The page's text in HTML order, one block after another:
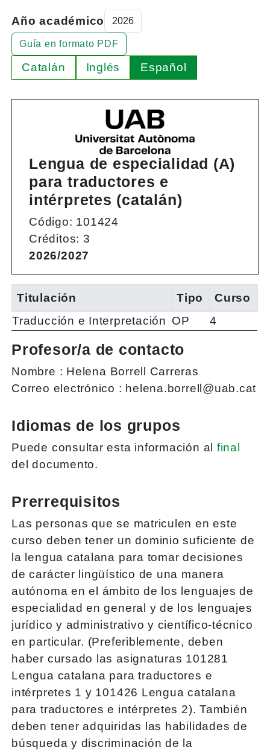
Año académico
Guía en formato PDF
Catalán Inglés Español
Lengua de especialidad (A)
para traductores e
intérpretes (catalán)
Código: 101424
Créditos: 3
2026/2027
Titulación Tipo
Curso
Traducción e Interpretación OP 4
Profesor/a de contacto
Nombre : Helena Borrell Carreras
Correo electrónico : helena.borrell@uab.cat
Idiomas de los grupos
Puede consultar esta información al final
del documento.
Prerrequisitos
Las personas que se matriculen en este
curso deben tener un dominio suficiente de
la lengua catalana para tomar decisiones
de carácter lingüístico de una manera
autónoma en el ámbito de los lenguajes de
especialidad en general y de los lenguajes
jurídico y administrativo y científico-técnico
en particular. (Preferiblemente, deben
haber cursado las asignaturas 101281
Lengua catalana para traductores e
intérpretes 1 y 101426 Lengua catalana
para traductores e intérpretes 2). También
deben tener adquiridas las habilidades de
búsqueda y discriminación de la